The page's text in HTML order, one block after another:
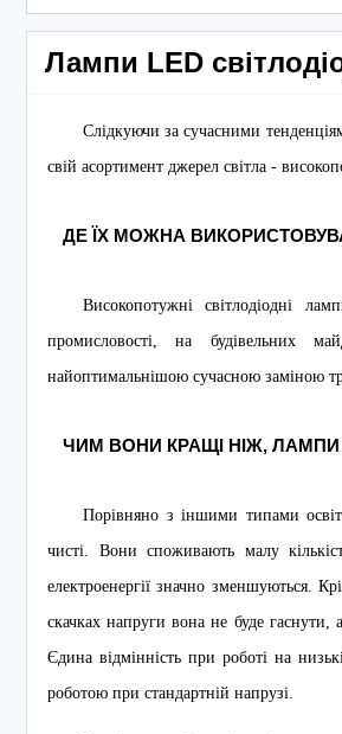
Лампи LED
Слідкуючи за сучасними
свій асортимент джерел світла -
ДЕ ЇХ МОЖНА
Високопотужні світлодіодні
промисловості, на будівельних
найоптимальнішою сучасною заміною
ЧИМ ВОНИ КРАЩІ НІЖ,
Порівняно з іншими типами
чисті. Вони споживають малу
електроенергії значно зменшуються.
скачках напруги вона не буде
Єдина відмінність при роботі на
роботою при стандартній напрузі.